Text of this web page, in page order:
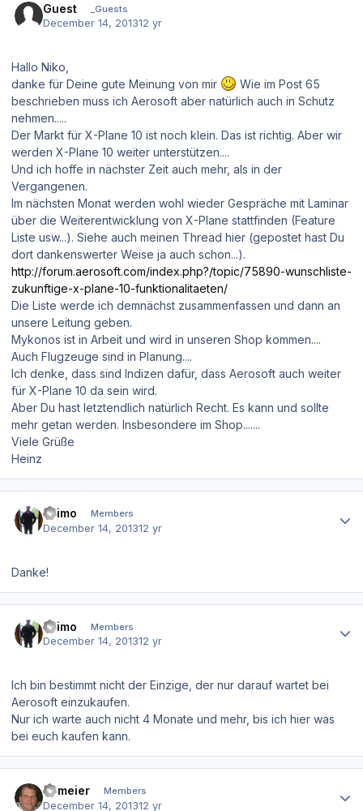
Guest _Guests
December 14, 201312 yr
Hallo Niko,
danke für Deine gute Meinung von mir
Wie im Post 65
beschrieben muss ich Aerosoft aber natürlich auch in Schutz
nehmen.....
Der Markt für X-Plane 10 ist noch klein. Das ist richtig. Aber wir
werden X-Plane 10 weiter unterstützen....
Und ich hoffe in nächster Zeit auch mehr, als in der
Vergangenen.
Im nächsten Monat werden wohl wieder Gespräche mit Laminar
über die Weiterentwicklung von X-Plane stattfinden (Feature
Liste usw...). Siehe auch meinen Thread hier (gepostet hast Du
dort dankenswerter Weise ja auch schon...).
http://forum.aerosoft.com/index.php?/topic/75890-wunschliste-
zukunftige-x-plane-10-funktionalitaeten/
Die Liste werde ich demnächst zusammenfassen und dann an
unsere Leitung geben.
Mykonos ist in Arbeit und wird in unseren Shop kommen....
Auch Flugzeuge sind in Planung....
Ich denke, dass sind Indizen dafür, dass Aerosoft auch weiter
für X-Plane 10 da sein wird.
Aber Du hast letztendlich natürlich Recht. Es kann und sollte
mehr getan werden. Insbesondere im Shop.......
Viele Grüße
Heinz
asimo Members
December 14, 201312 yr
Danke!
asimo Members
December 14, 201312 yr
Ich bin bestimmt nicht der Einzige, der nur darauf wartet bei
Aerosoft einzukaufen.
Nur ich warte auch nicht 4 Monate und mehr, bis ich hier was
bei euch kaufen kann.
fwmeier Members
December 14, 201312 yr